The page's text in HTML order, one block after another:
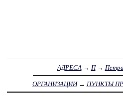
АДРЕСА → П→
ОРГАНИЗАЦИИ→ ПУНКТЫ